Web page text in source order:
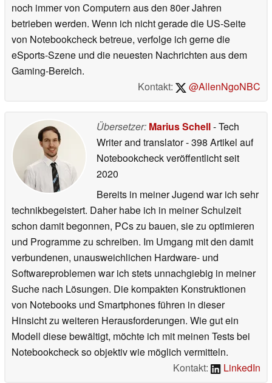
noch immer von Computern aus den 80er Jahren
betrieben werden. Wenn ich nicht gerade die US-Seite
von Notebookcheck betreue, verfolge ich gerne die
eSports-Szene und die neuesten Nachrichten aus dem
Gaming-Bereich.
Kontakt:
@AllenNgoNBC
Übersetzer: Marius Schell- Tech
Writer and translator- 398 Artikel auf
Notebookcheck veröffentlichtseit
2020
Bereits in meiner Jugend war ich sehr
technikbegeistert. Daher habe ich in meiner Schulzeit
schon damit begonnen, PCs zu bauen, sie zu optimieren
und Programme zu schreiben. Im Umgang mit den damit
verbundenen, unausweichlichen Hardware- und
Softwareproblemen war ich stets unnachgiebig in meiner
Suche nach Lösungen. Die kompakten Konstruktionen
von Notebooks und Smartphones führen in dieser
Hinsicht zu weiteren Herausforderungen. Wie gut ein
Modell diese bewältigt, möchte ich mit meinen Tests bei
Notebookcheck so objektiv wie möglich vermitteln.
Kontakt:
LinkedIn